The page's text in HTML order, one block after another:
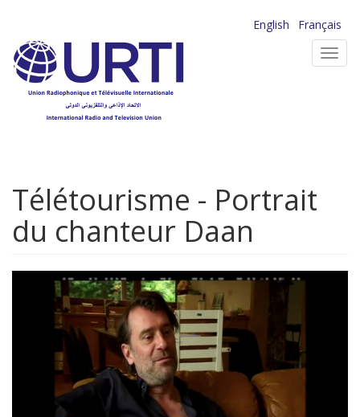
contenu
principal
English
Français
Télétourisme - Portrait
du chanteur Daan